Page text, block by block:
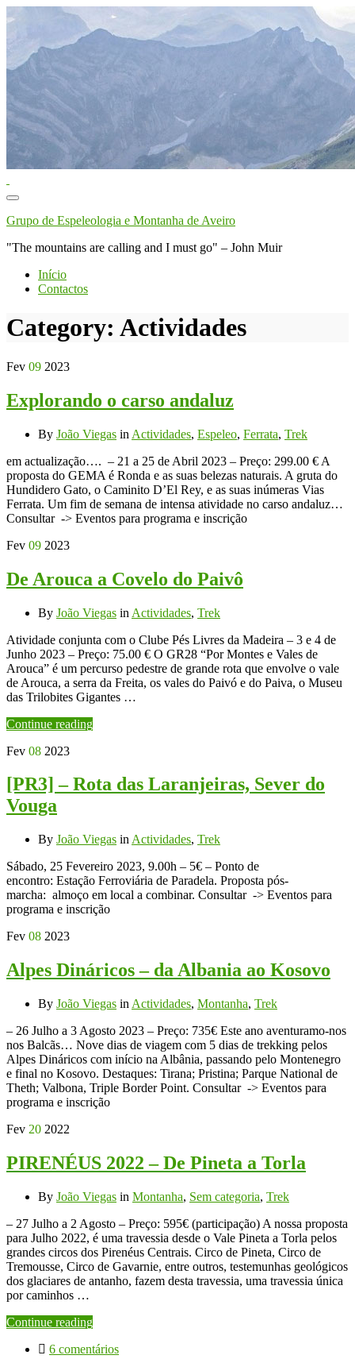
Toggle
navigation
Grupo de Espeleologia e Montanha de Aveiro
"The mountains are calling and I must go" – John Muir
Início
Contactos
Category: Actividades
Fev 09 2023
Explorando o carso andaluz
By João Viegas in Actividades, Espeleo, Ferrata, Trek
em actualização…. – 21 a 25 de Abril 2023 – Preço: 299.00 € A
proposta do GEMA é Ronda e as suas belezas naturais. A gruta do
Hundidero Gato, o Caminito D’El Rey, e as suas inúmeras Vias
Ferrata. Um fim de semana de intensa atividade no carso andaluz…
Consultar -> Eventos para programa e inscrição
Fev 09 2023
De Arouca a Covelo do Paivô
By João Viegas in Actividades, Trek
Atividade conjunta com o Clube Pés Livres da Madeira – 3 e 4 de
Junho 2023 – Preço: 75.00 € O GR28 “Por Montes e Vales de
Arouca” é um percurso pedestre de grande rota que envolve o vale
de Arouca, a serra da Freita, os vales do Paivó e do Paiva, o Museu
das Trilobites Gigantes …
Continue reading
Fev 08 2023
[PR3] – Rota das Laranjeiras, Sever do
Vouga
By João Viegas in Actividades, Trek
Sábado, 25 Fevereiro 2023, 9.00h – 5€ – Ponto de
encontro: Estação Ferroviária de Paradela. Proposta pós-
marcha: almoço em local a combinar. Consultar -> Eventos para
programa e inscrição
Fev 08 2023
Alpes Dináricos – da Albania ao Kosovo
By João Viegas in Actividades, Montanha, Trek
– 26 Julho a 3 Agosto 2023 – Preço: 735€ Este ano aventuramo-nos
nos Balcãs… Nove dias de viagem com 5 dias de trekking pelos
Alpes Dináricos com início na Albânia, passando pelo Montenegro
e final no Kosovo. Destaques: Tirana; Pristina; Parque National de
Theth; Valbona, Triple Border Point. Consultar -> Eventos para
programa e inscrição
Fev 20 2022
PIRENÉUS 2022 – De Pineta a Torla
By João Viegas in Montanha, Sem categoria, Trek
– 27 Julho a 2 Agosto – Preço: 595€ (participação) A nossa proposta
para Julho 2022, é uma travessia desde o Vale Pineta a Torla pelos
grandes circos dos Pirenéus Centrais. Circo de Pineta, Circo de
Tremousse, Circo de Gavarnie, entre outros, testemunhas geológicos
dos glaciares de antanho, fazem desta travessia, uma travessia única
por caminhos …
Continue reading
6 comentários